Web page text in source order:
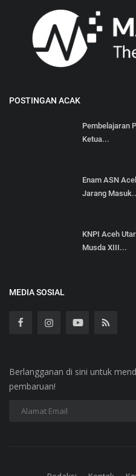
POSTINGAN ACAK
Pembelajaran
Ketua...
Enam ASN
Jarang
KNPI Aceh
Musda XIII...
MEDIA SOSIAL
Berlangganan di sini untuk
pembaruan!